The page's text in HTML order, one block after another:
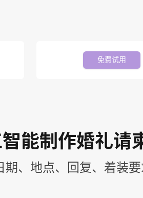
免费试用
能制作婚礼请
、地点、回复、着装